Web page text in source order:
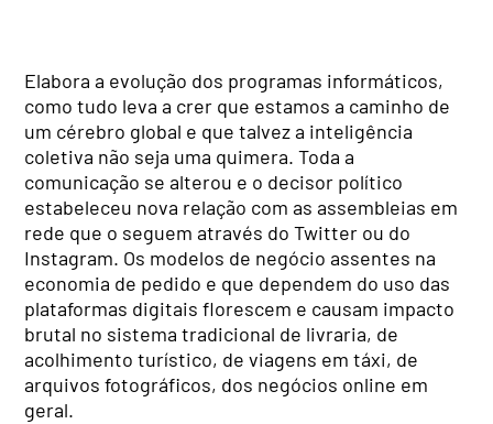
Elabora a evolução dos programas informáticos,
como tudo leva a crer que estamos a caminho de
um cérebro global e que talvez a inteligência
coletiva não seja uma quimera. Toda a
comunicação se alterou e o decisor político
estabeleceu nova relação com as assembleias em
rede que o seguem através do Twitter ou do
Instagram. Os modelos de negócio assentes na
economia de pedido e que dependem do uso das
plataformas digitais florescem e causam impacto
brutal no sistema tradicional de livraria, de
acolhimento turístico, de viagens em táxi, de
arquivos fotográficos, dos negócios online em
geral.